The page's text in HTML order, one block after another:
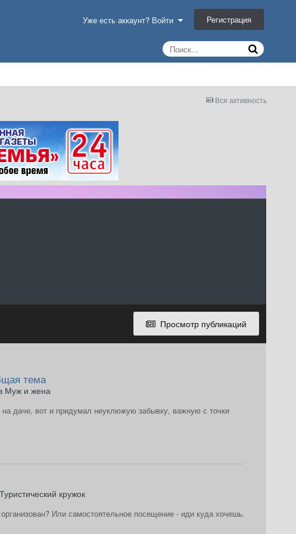
Уже есть аккаунт? Войти Регистрация
Вся активность
Просмотр публикаций
тема
Муж и жена
даче, вот и придумал неуклюжую забывку, важную с точки
Туристический кружок
Или самостоятельное посещение - иди куда хочешь.